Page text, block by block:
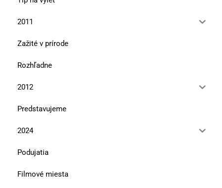
2011
Zažité v prírode
Rozhľadne
2012
Predstavujeme
2024
Podujatia
Filmové miesta